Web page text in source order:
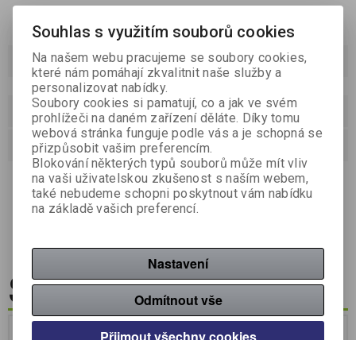
Podrobný popis
Dotaz na výrobek
Doporučit výrobek
nepermanentní samolepicí bločky, zářivé neonové barvy:
purpurová, žlutá, modrá, zelená,ideální pro zanechání
připomínek a vzkazů, po odlepení nezanechávají stopy,
vzájemně se nekroutí, lepí na všechny rovné a hladké
Související zboží
Souhlas s využitím souborů cookies
Na našem webu pracujeme se soubory cookies,
které nám pomáhají zkvalitnit naše služby a
personalizovat nabídky.
Soubory cookies si pamatují, co a jak ve svém
prohlížeči na daném zařízení děláte. Díky tomu
webová stránka funguje podle vás a je schopná se
přizpůsobit vašim preferencím.
Blokování některých typů souborů může mít vliv
na vaši uživatelskou zkušenost s naším webem,
také nebudeme schopni poskytnout vám nabídku
na základě vašich preferencí.
Nastavení
Odmítnout vše
Přijmout všechny cookies